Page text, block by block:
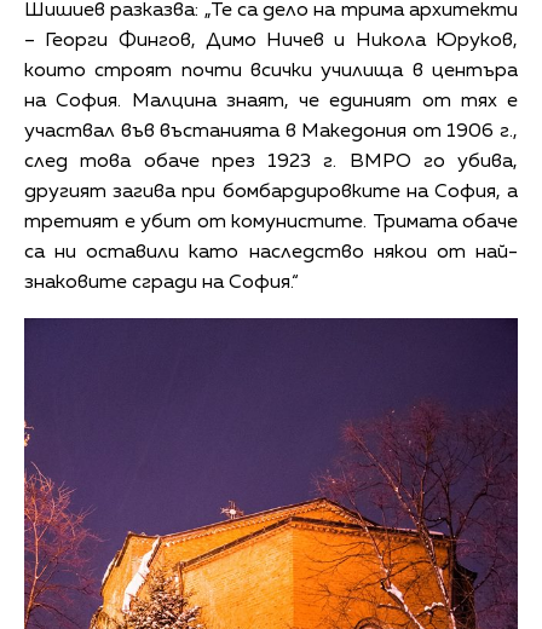
Шишиев разказва: „Те са дело на трима архитекти
– Георги Фингов, Димо Ничев и Никола Юруков,
които строят почти всички училища в центъра
на София. Малцина знаят, че единият от тях е
участвал във въстанията в Македония от 1906 г.,
след това обаче през 1923 г. ВМРО го убива,
другият загива при бомбардировките на София, а
третият е убит от комунистите. Тримата обаче
са ни оставили като наследство някои от най-
знаковите сгради на София.“